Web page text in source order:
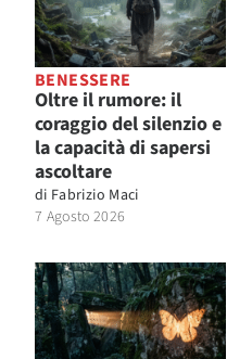
BENESSERE
Oltre il rumore: il
coraggio del silenzio e
la capacità di sapersi
ascoltare
di Fabrizio Maci
7 Agosto 2026